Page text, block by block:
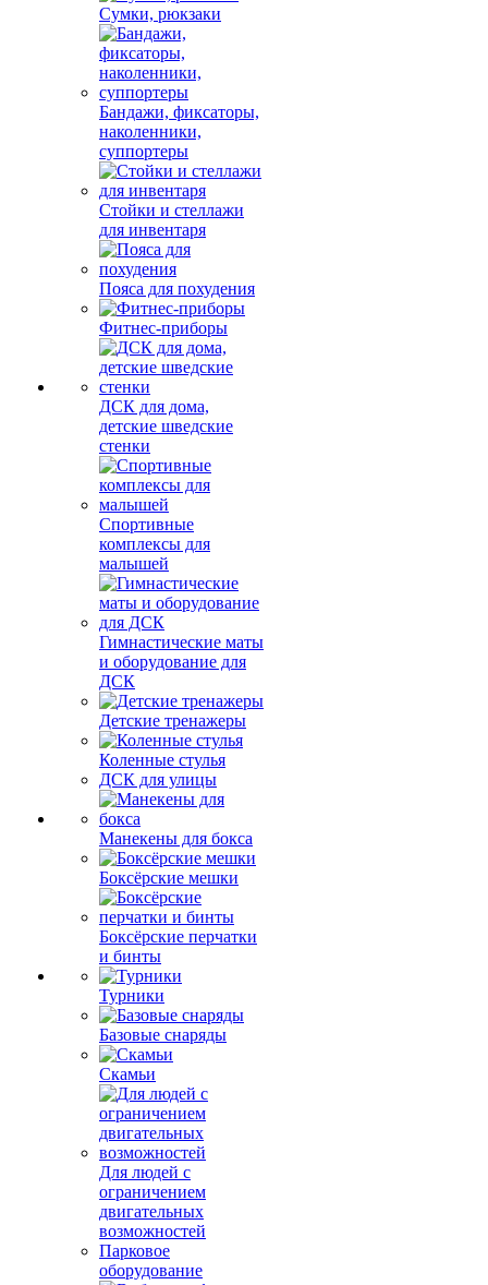
Сумки, рюкзаки
Бандажи, фиксаторы,
наколенники,
суппортеры
Стойки и стеллажи
для инвентаря
Пояса для похудения
Фитнес-приборы
ДСК для дома,
детские шведские
стенки
Спортивные
комплексы для
малышей
Гимнастические маты
и оборудование для
ДСК
Детские тренажеры
Коленные стулья
ДСК для улицы
Манекены для бокса
Боксёрские мешки
Боксёрские перчатки
и бинты
Турники
Базовые снаряды
Скамьи
Для людей с
ограничением
двигательных
возможностей
Парковое
оборудование